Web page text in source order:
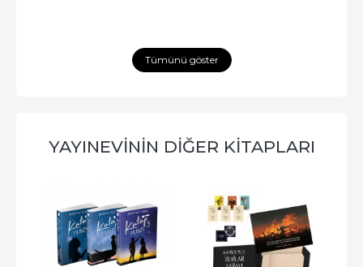
Tümünü göster
YAYINEVININ DIĞER KITAPLARI